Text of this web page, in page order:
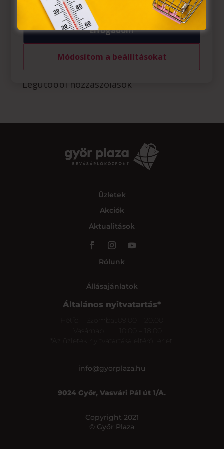
BioTechUSA: Creatine monohydrate akció
CCC: Új tanév, új kalandok, új kedvencek!
Budmil: Iskolakezdési akció
Vision Express: szemüveg-előfizetés
Legutóbbi hozzászólások
Üzletek
Akciók
Aktualitások
Rólunk
Állásajánlatok
Általános nyitvatartás*
*Az üzletek nyitvatartása eltérő lehet.
info@gyorplaza.hu
9024 Győr, Vasvári Pál út 1/A.
Copyright 2021
© Győr Plaza
Elfogadom
Módosítom a beállításokat